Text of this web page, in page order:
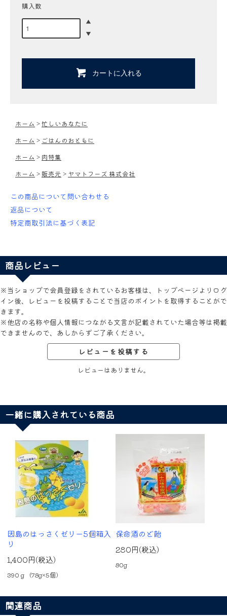
購入数
カートに入れる
ホーム >忙しいあなたに
ホーム > ごはんのおともに
ホーム > 肉特集
ホーム > 販売元 > ヤマトフーズ 株式会社
この商品について問い合わせる
返品について
特定商取引法に基づく表記
商品レビュー
※当ショップで会員登録をされているお客様は、トップページよりログ
イン後、レビューを投稿することで当店のポイントを取得することがで
きます。
※他店の名称や個人情報につながる文言が記載されていた場合等は掲載
できませんので、あしからずご了承ください。
レビューを投稿する
レビューはありません。
一緒に購入されている商品
因島のはっさくゼリー5個箱入
り
1,400円(税込)
390ｇ（78g×5個）
保命酒のど飴
280円(税込)
80g
関連商品